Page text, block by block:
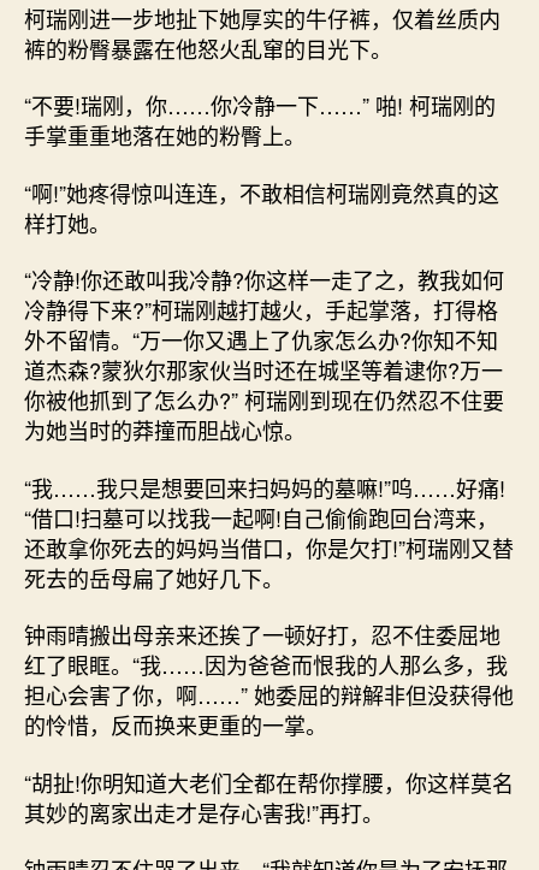
柯瑞刚进一步地扯下她厚实的牛仔裤，仅着丝质内
裤的粉臀暴露在他怒火乱窜的目光下。
“不要!瑞刚，你……你冷静一下……” 啪! 柯瑞刚的
手掌重重地落在她的粉臀上。
“啊!”她疼得惊叫连连，不敢相信柯瑞刚竟然真的这
样打她。
“冷静!你还敢叫我冷静?你这样一走了之，教我如何
冷静得下来?”柯瑞刚越打越火，手起掌落，打得格
外不留情。“万一你又遇上了仇家怎么办?你知不知
道杰森?蒙狄尔那家伙当时还在城坚等着逮你?万一
你被他抓到了怎么办?” 柯瑞刚到现在仍然忍不住要
为她当时的莽撞而胆战心惊。
“我……我只是想要回来扫妈妈的墓嘛!”呜……好痛!
“借口!扫墓可以找我一起啊!自己偷偷跑回台湾来，
还敢拿你死去的妈妈当借口，你是欠打!”柯瑞刚又替
死去的岳母扁了她好几下。
钟雨晴搬出母亲来还挨了一顿好打，忍不住委屈地
红了眼眶。“我……因为爸爸而恨我的人那么多，我
担心会害了你，啊……” 她委屈的辩解非但没获得他
的怜惜，反而换来更重的一掌。
“胡扯!你明知道大老们全都在帮你撑腰，你这样莫名
其妙的离家出走才是存心害我!”再打。